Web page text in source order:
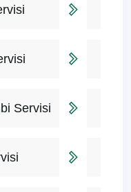
Servisi